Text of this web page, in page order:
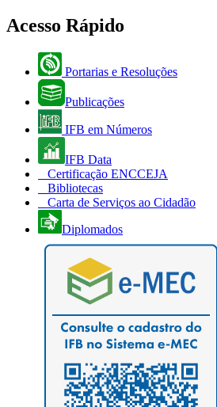
Acesso Rápido
Portarias e Resoluções
Publicações
IFB em Números
IFB Data
Certificação ENCCEJA
Bibliotecas
Carta de Serviços ao Cidadão
Diplomados